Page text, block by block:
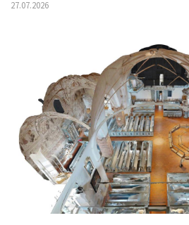
27.07.2026